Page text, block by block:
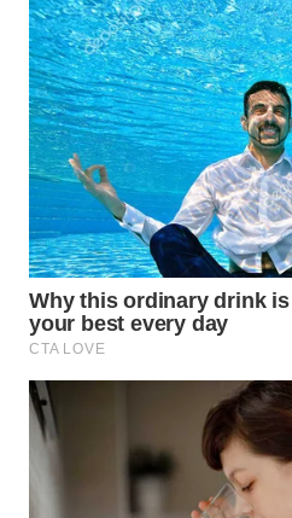
WN
INDRAMAYU
WN
KUNINGAN
WN
MAJALENGKA
WN
SUBANG
SUKABUMI
PURWAKARTA